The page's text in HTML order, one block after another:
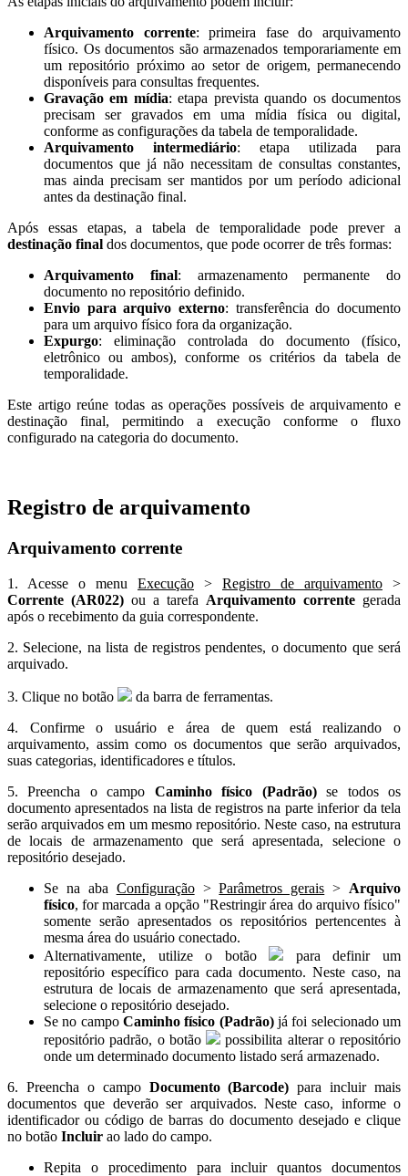
Arquivamento corrente: primeira fase do arquivamento
físico. Os documentos são armazenados temporariamente em
um repositório próximo ao setor de origem, permanecendo
disponíveis para consultas frequentes.
Gravação em mídia: etapa prevista quando os documentos
precisam ser gravados em uma mídia física ou digital,
conforme as configurações da tabela de temporalidade.
Arquivamento intermediário: etapa utilizada para
documentos que já não necessitam de consultas constantes,
mas ainda precisam ser mantidos por um período adicional
antes da destinação final.
Após essas etapas, a tabela de temporalidade pode prever a
destinação final dos documentos, que pode ocorrer de três formas:
Arquivamento final: armazenamento permanente do
documento no repositório definido.
Envio para arquivo externo: transferência do documento
para um arquivo físico fora da organização.
Expurgo: eliminação controlada do documento (físico,
eletrônico ou ambos), conforme os critérios da tabela de
temporalidade.
Este artigo reúne todas as operações possíveis de arquivamento e
destinação final, permitindo a execução conforme o fluxo
configurado na categoria do documento.
Registro de arquivamento
Arquivamento corrente
1. Acesse o menu Execução > Registro de arquivamento >
Corrente (AR022) ou a tarefa Arquivamento corrente gerada
após o recebimento da guia correspondente.
2. Selecione, na lista de registros pendentes, o documento que será
arquivado.
3. Clique no botão
da barra de ferramentas.
4. Confirme o usuário e área de quem está realizando o
arquivamento, assim como os documentos que serão arquivados,
suas categorias, identificadores e títulos.
5. Preencha o campo Caminho físico (Padrão)se todos os
documento apresentados na lista de registros na parte inferior da tela
serão arquivados em um mesmo repositório. Neste caso, na estrutura
de locais de armazenamento que será apresentada, selecione o
repositório desejado.
Se na aba Configuração>Parâmetros gerais > Arquivo
físico, for marcada a opção "Restringir área do arquivo físico"
somente serão apresentados os repositórios pertencentes à
mesma área do usuário conectado.
Alternativamente, utilize o botão
para definir um
repositório específico para cada documento. Neste caso, na
estrutura de locais de armazenamento que será apresentada,
selecione o repositório desejado.
Se no campo Caminho físico (Padrão)já foi selecionado um
repositório padrão, o botão
possibilita alterar o repositório
onde um determinado documento listado será armazenado.
6. Preencha o campoDocumento (Barcode) para incluir mais
documentos que deverão ser arquivados. Neste caso, informe o
identificador ou código de barras do documento desejado e clique
no botão Incluir ao lado do campo.
Repita o procedimento para incluir quantos documentos